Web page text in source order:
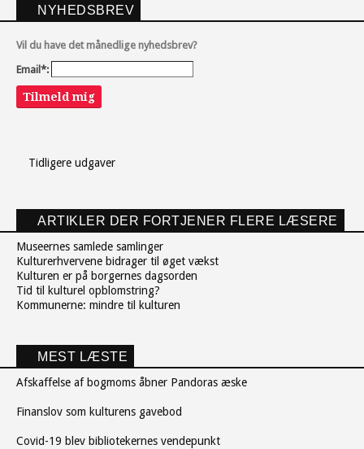
NYHEDSBREV
Vil du have det månedlige nyhedsbrev?
Email*:
Tilmeld mig
Tidligere udgaver
ARTIKLER DER FORTJENER FLERE LÆSERE
Museernes samlede samlinger
Kulturerhvervene bidrager til øget vækst
Kulturen er på borgernes dagsorden
Tid til kulturel opblomstring?
Kommunerne: mindre til kulturen
MEST LÆSTE
Afskaffelse af bogmoms åbner Pandoras æske
Finanslov som kulturens gavebod
Covid-19 blev bibliotekernes vendepunkt